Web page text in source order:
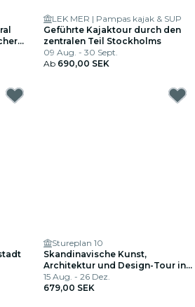
LEK MER | Pampas kajak & SUP
Geführte Kajaktour durch den
zentralen Teil Stockholms
09 Aug. - 30 Sept.
Ab 690,00 SEK
Stureplan 10
Skandinavische Kunst,
Architektur und Design-Tour in
Stockholm
15 Aug. - 26 Dez.
679,00 SEK